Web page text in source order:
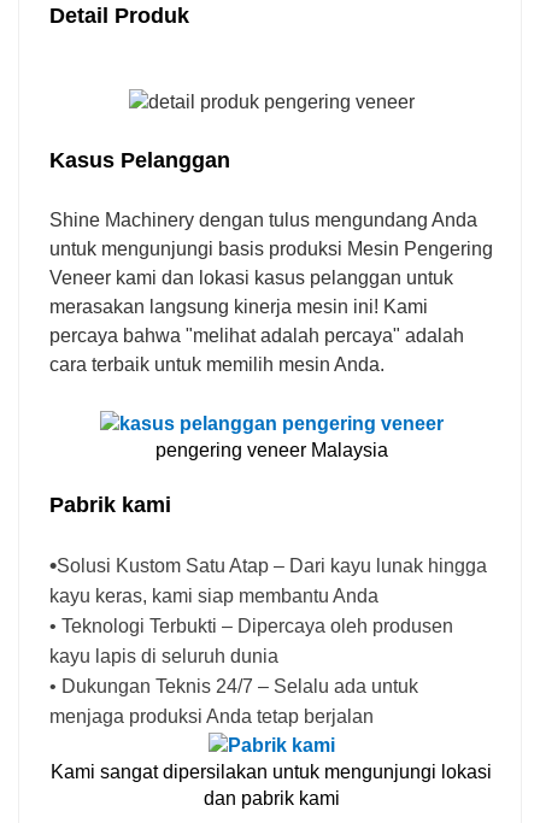
Detail Produk
Kasus Pelanggan
Shine Machinery dengan tulus mengundang Anda
untuk mengunjungi basis produksi Mesin Pengering
Veneer kami dan lokasi kasus pelanggan untuk
merasakan langsung kinerja mesin ini! Kami
percaya bahwa "melihat adalah percaya" adalah
cara terbaik untuk memilih mesin Anda.
pengering veneer Malaysia
Pabrik kami
•Solusi Kustom Satu Atap – Dari kayu lunak hingga
kayu keras, kami siap membantu Anda
• Teknologi Terbukti – Dipercaya oleh produsen
kayu lapis di seluruh dunia
• Dukungan Teknis 24/7 – Selalu ada untuk
menjaga produksi Anda tetap berjalan
Kami sangat dipersilakan untuk mengunjungi lokasi
dan pabrik kami